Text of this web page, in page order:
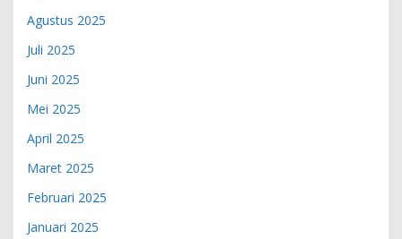
Agustus 2025
Juli 2025
Juni 2025
Mei 2025
April 2025
Maret 2025
Februari 2025
Januari 2025